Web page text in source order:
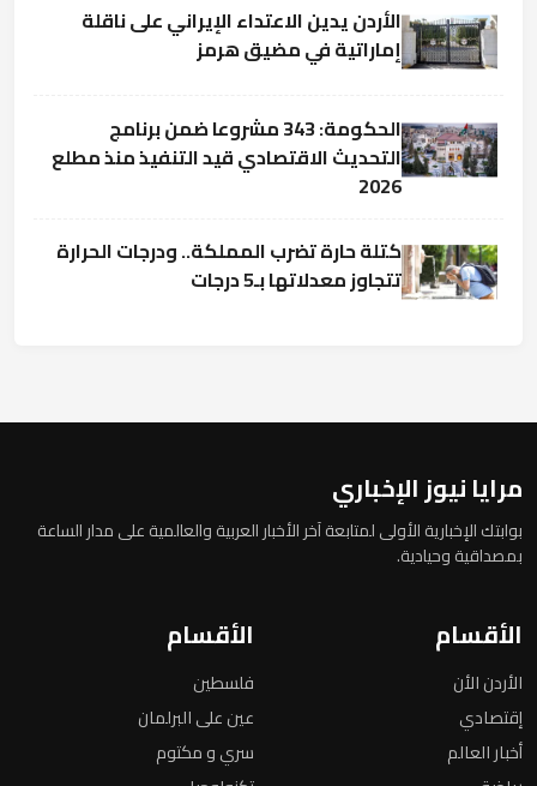
الأردن يدين الاعتداء الإيراني على ناقلة
إماراتية في مضيق هرمز
الحكومة: 343 مشروعا ضمن برنامج
التحديث الاقتصادي قيد التنفيذ منذ مطلع
2026
كتلة حارة تضرب المملكة.. ودرجات الحرارة
تتجاوز معدلاتها بـ5 درجات
مرايا نيوز الإخباري
بوابتك الإخبارية الأولى لمتابعة آخر الأخبار العربية والعالمية على مدار الساعة
بمصداقية وحيادية.
الأقسام
الأردن الأن
إقتصادي
أخبار العالم
الأقسام
فلسطين
عين على البرلمان
سري و مكتوم